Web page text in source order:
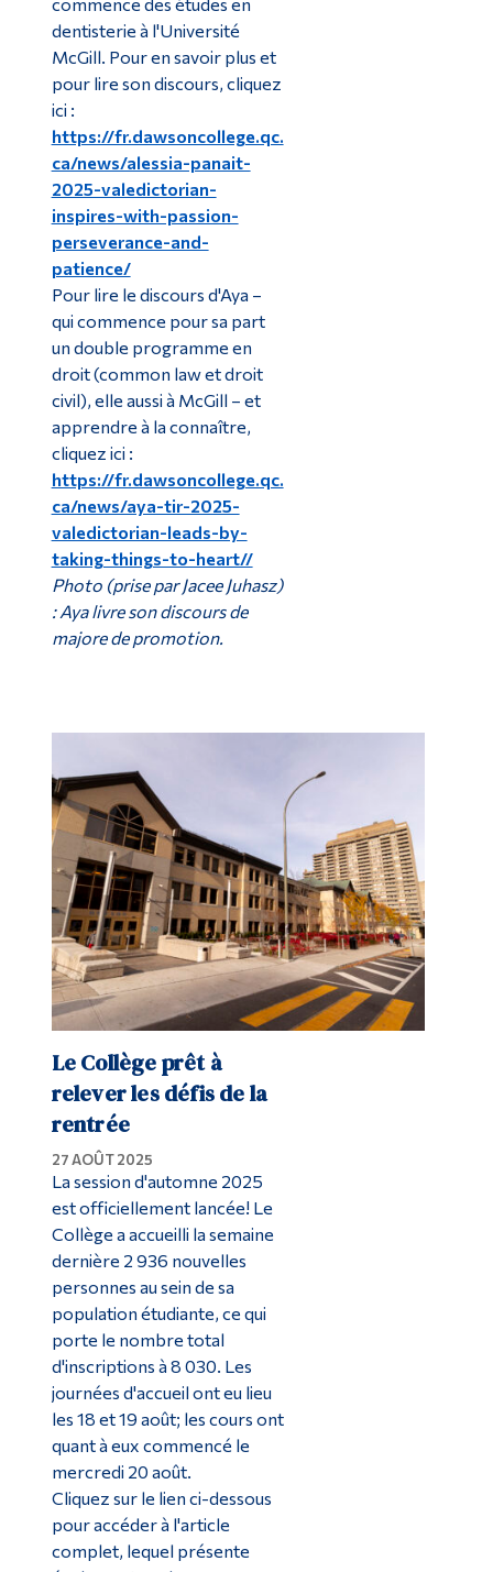
dentisterie à l'Université
McGill. Pour en savoir plus et
pour lire son discours, cliquez
ici :
https://fr.dawsoncollege.qc.
ca/news/alessia-panait-
2025-valedictorian-
inspires-with-passion-
perseverance-and-
patience/
Pour lire le discours d'Aya –
qui commence pour sa part
un double programme en
droit (common law et droit
civil), elle aussi à McGill – et
apprendre à la connaître,
cliquez ici :
https://fr.dawsoncollege.qc.
ca/news/aya-tir-2025-
valedictorian-leads-by-
taking-things-to-heart//
Photo (prise par Jacee Juhasz)
: Aya livre son discours de
majore de promotion.
Le Collège prêt à
relever les défis de la
rentrée
27 AOÛT 2025
La session d'automne 2025
est officiellement lancée! Le
Collège a accueilli la semaine
dernière 2 936 nouvelles
personnes au sein de sa
population étudiante, ce qui
porte le nombre total
d'inscriptions à 8 030. Les
journées d'accueil ont eu lieu
les 18 et 19 août; les cours ont
quant à eux commencé le
mercredi 20 août.
Cliquez sur le lien ci-dessous
pour accéder à l'article
complet, lequel présente